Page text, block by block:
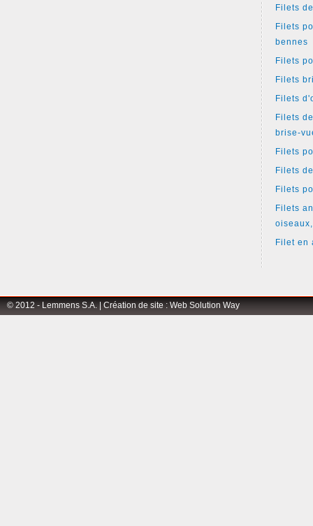
Filets
Filets
bennes
Filets
Filets
Filets
Filets
brise-
Filets
Filets
Filets
Filets
Filet en
© 2012 - Lemmens S.A. | Création de site : Web Solution Way